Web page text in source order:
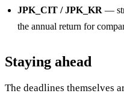
JPK_CIT / JPK_KR—
the annual return for
Staying ahead
The deadlines themselves